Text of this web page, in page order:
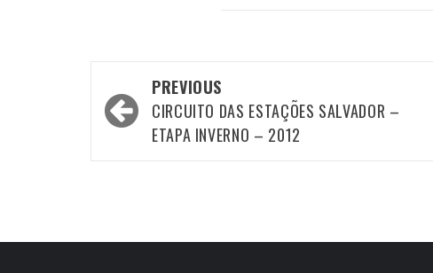
Post
navigation
PREVIOUS
CIRCUITO DAS ESTAÇÕES SALVADOR –
ETAPA INVERNO – 2012